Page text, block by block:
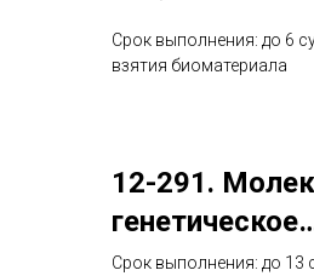
Срок выполнения: до 6
взятия биоматериала
12-291.
генетическое
исследование
Срок выполнения: до 13